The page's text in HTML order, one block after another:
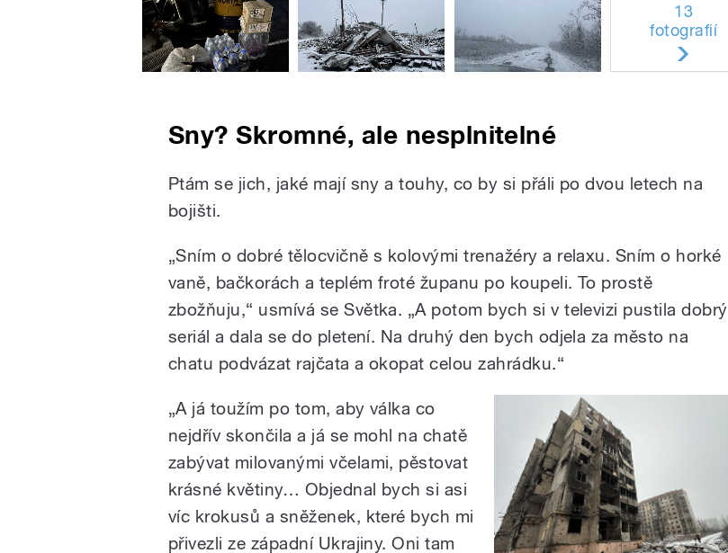
13
fotografií
Sny? Skromné, ale nesplnitelné
Ptám se jich, jaké mají sny a touhy, co by si přáli po dvou letech na
bojišti.
„Sním o dobré tělocvičně s kolovými trenažéry a relaxu. Sním o horké
vaně, bačkorách a teplém froté županu po koupeli. To prostě
zbožňuju,“ usmívá se Světka. „A potom bych si v televizi pustila dobrý
seriál a dala se do pletení. Na druhý den bych odjela za město na
chatu podvázat rajčata a okopat celou zahrádku.“
„A já toužím po tom, aby válka co
nejdřív skončila a já se mohl na chatě
zabývat milovanými včelami, pěstovat
krásné květiny… Objednal bych si asi
víc krokusů a sněženek, které bych mi
přivezli ze západní Ukrajiny. Oni tam